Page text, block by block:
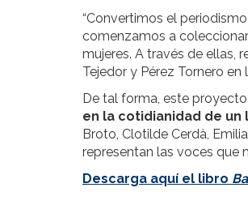
“Convertimos el
comenzamos a
mujeres. A través de ellas,
Tejedor y Pérez Tornero en
De tal forma, este
en la cotidianidad de un
Broto, Clotilde Cerdà,
representan las voces que
Descarga aquí el libro